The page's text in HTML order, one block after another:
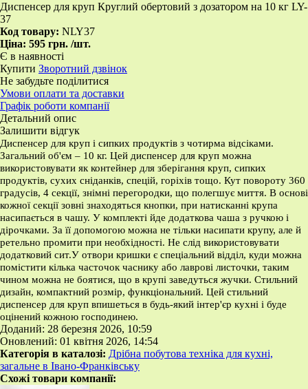
Диспенсер для круп Круглий обертовий з дозатором на 10 кг LY-
37
Код товару: NLY37
Ціна: 595 грн. /шт.
Є в наявності
Купити Зворотний дзвінок
Не забудьте поділитися
Умови оплати та доставки
Графік роботи компанії
Детальний опис
Залишити відгук
Диспенсер для круп і сипких продуктів з чотирма відсіками.
Загальний об'єм – 10 кг. Цей диспенсер для круп можна
використовувати як контейнер для зберігання круп, сипких
продуктів, сухих сніданків, спецій, горіхів тощо. Кут повороту 360
градусів, 4 секції, знімні перегородки, що полегшує миття. В основі
кожної секції зовні знаходяться кнопки, при натисканні крупа
насипається в чашу. У комплекті йде додаткова чаша з ручкою і
дірочками. За її допомогою можна не тільки насипати крупу, але й
ретельно промити при необхідності. Не слід використовувати
додатковий сит.У отвори кришки є спеціальний відділ, куди можна
помістити кілька часточок часнику або лаврові листочки, таким
чином можна не боятися, що в крупі заведуться жучки. Стильний
дизайн, компактний розмір, функціональний. Цей стильний
диспенсер для круп впишеться в будь-який інтер'єр кухні і буде
оцінений кожною господинею.
Доданий: 28 березня 2026, 10:59
Оновлений: 01 квітня 2026, 14:54
Категорія в каталозі: Дрібна побутова техніка для кухні,
загальне в Івано-Франківську
Схожі товари компанії: